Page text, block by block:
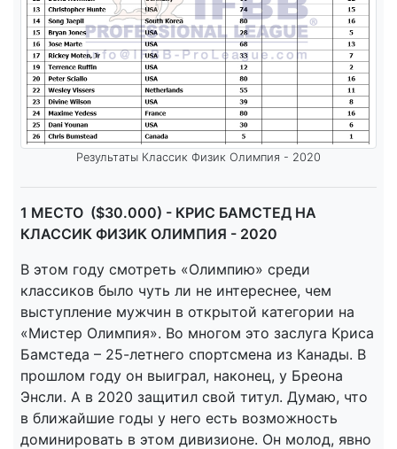
Результаты Классик Физик Олимпия - 2020
1 МЕСТО ($30.000) - КРИС БАМСТЕД НА
КЛАССИК ФИЗИК ОЛИМПИЯ - 2020
В этом году смотреть «Олимпию» среди
классиков было чуть ли не интереснее, чем
выступление мужчин в открытой категории на
«Мистер Олимпия». Во многом это заслуга Криса
Бамстеда – 25-летнего спортсмена из Канады. В
прошлом году он выиграл, наконец, у Бреона
Энсли. А в 2020 защитил свой титул. Думаю, что
в ближайшие годы у него есть возможность
доминировать в этом дивизионе. Он молод, явно